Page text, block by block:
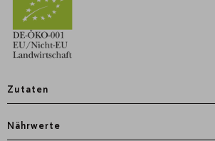
Zutaten
Nährwerte